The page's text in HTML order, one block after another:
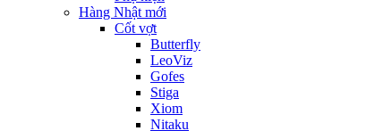
Hàng Nhật mới
Cốt vợt
Butterfly
LeoViz
Gofes
Stiga
Xiom
Nitaku